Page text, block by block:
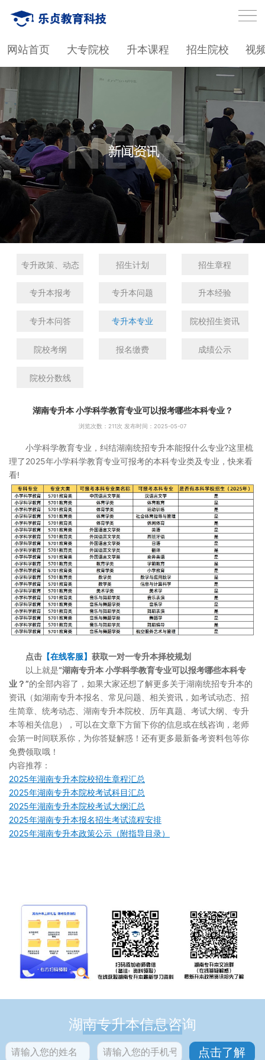
网站首页 大专院校 升本课程 招生院校 视
专升政策、动态 招生计划 招生章程
专升本报考 专升本问题 升本经验
专升本问答 专升本专业 院校招生资讯
院校考纲 报名缴费 成绩公示
院校分数线
湖南专升本 小学科学教育专业可以报考哪些本科专业？
浏览次数： 211次 发布时间：2025-05-07
小学科学教育专业，纠结湖南统招专升本能报什么专业?这里梳
理了2025年小学科学教育专业可报考的本科专业类及专业，快来看
看!
点击【在线客服】 获取一对一专升本择校规划
以上就是“湖南专升本 小学科学教育专业可以报考哪些本科专
业？”的全部内容了，如果大家还想了解更多关于湖南统招专升本的
资讯（如湖南专升本报名、常见问题、相关资讯，如考试动态、招
生简章、统考动态、湖南专升本院校、历年真题、考试大纲、专升
本等相关信息），可以在文章下方留下你的信息或在线咨询，老师
会第一时间联系你，为你答疑解惑！还有更多最新备考资料包等你
免费领取哦！
内容推荐：
2025年湖南专升本院校招生章程汇总
2025年湖南专升本院校考试科目汇总
2025年湖南专升本院校考试大纲汇总
2025年湖南专升本报名招生考试流程安排
2025年湖南专升本政策公示（附指导目录）
湖南专升本信息咨询